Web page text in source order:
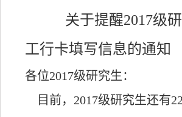
关于提醒2017级
工行卡填写信息的通知
各位2017级研究生：
目前，2017级研究生还有